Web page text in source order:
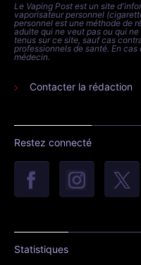
Le Vaping Post est un site
vaporisateur personnel
personnel est une méthode de
adulte qui ne veut pas ou qui
tenus sur ce site, sauf cas
professionnels de santé. En
médecin.
Contacter la rédaction
Restez connecté
Statistiques